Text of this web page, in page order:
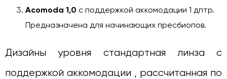
Acomoda 1,0 с поддержкой аккомодации 1 дптр.
Предназначена для начинающих пресбиопов.
Дизайны уровня стандартная линза с
поддержкой аккомодации , рассчитанная по